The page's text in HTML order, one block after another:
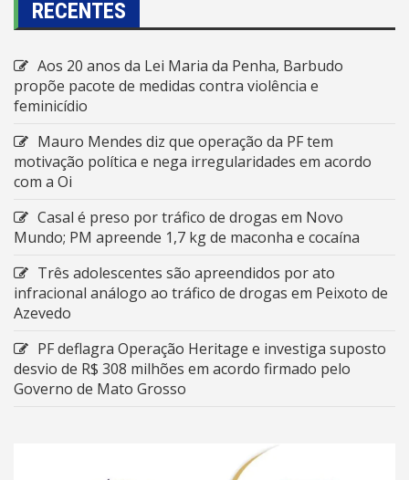
RECENTES
Aos 20 anos da Lei Maria da Penha, Barbudo
propõe pacote de medidas contra violência e
feminicídio
Mauro Mendes diz que operação da PF tem
motivação política e nega irregularidades em acordo
com a Oi
Casal é preso por tráfico de drogas em Novo
Mundo; PM apreende 1,7 kg de maconha e cocaína
Três adolescentes são apreendidos por ato
infracional análogo ao tráfico de drogas em Peixoto de
Azevedo
PF deflagra Operação Heritage e investiga suposto
desvio de R$ 308 milhões em acordo firmado pelo
Governo de Mato Grosso